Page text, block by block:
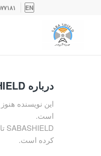
EN ۰۲۱-
درباره
این نویسنده
است.
SABASHIELD
کرده است.